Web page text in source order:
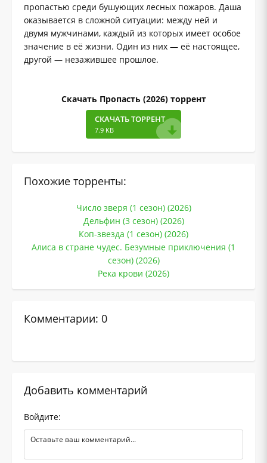
пропастью среди бушующих лесных пожаров. Даша
оказывается в сложной ситуации: между ней и
двумя мужчинами, каждый из которых имеет особое
значение в её жизни. Один из них — её настоящее,
другой — незажившее прошлое.
Скачать Пропасть (2026) торрент
СКАЧАТЬ ТОРРЕНТ
7.9 KB
Похожие торренты:
Число зверя (1 сезон) (2026)
Дельфин (3 сезон) (2026)
Коп-звезда (1 сезон) (2026)
Алиса в стране чудес. Безумные приключения (1
сезон) (2026)
Река крови (2026)
Комментарии: 0
Добавить комментарий
Войдите: